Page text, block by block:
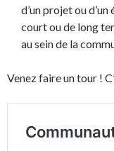
d’un projet ou
court ou de long
au sein de la
Venez faire un tour !